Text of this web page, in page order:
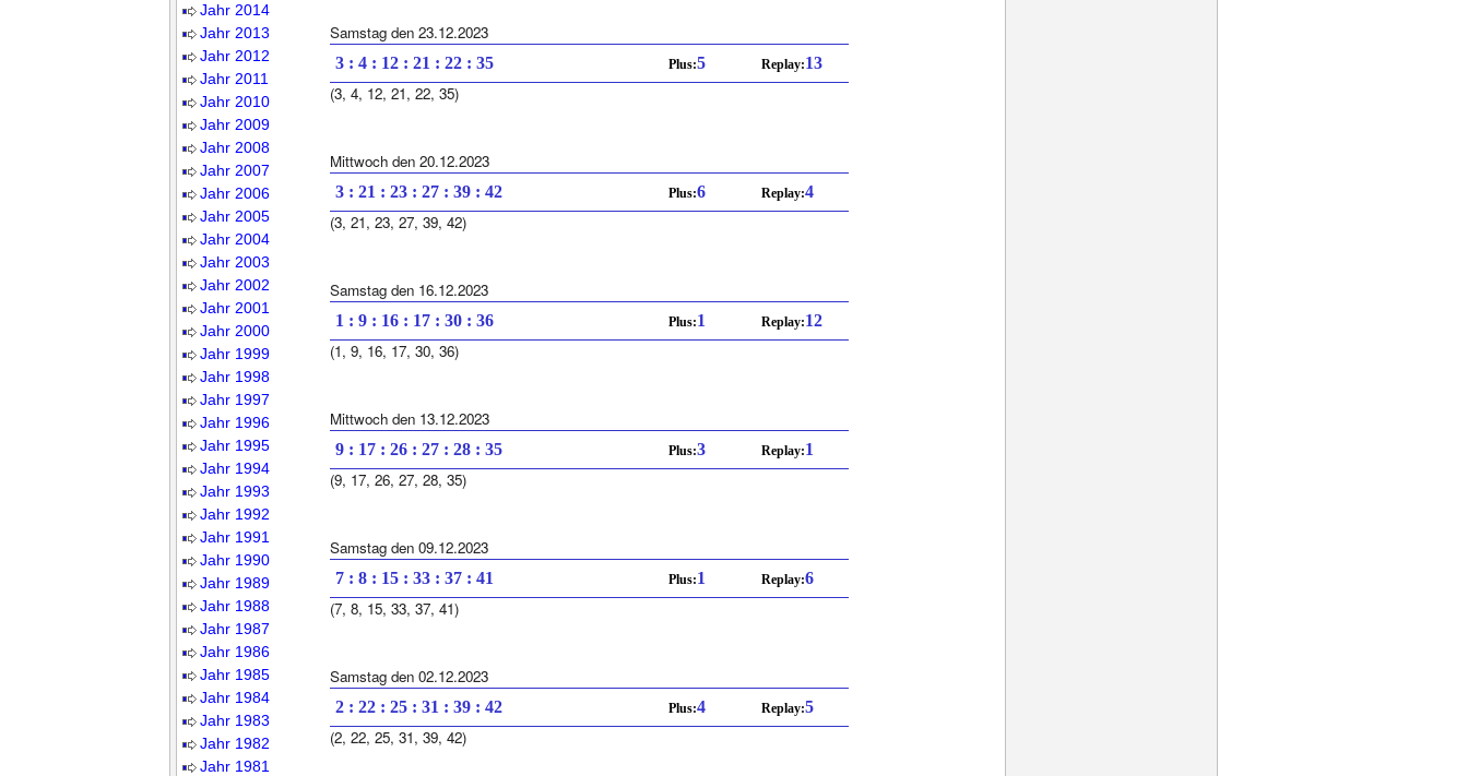
Jahr 2014
Jahr 2013
Jahr 2012
Jahr 2011
Jahr 2010
Jahr 2009
Jahr 2008
Jahr 2007
Jahr 2006
Jahr 2005
Jahr 2004
Jahr 2003
Jahr 2002
Jahr 2001
Jahr 2000
Jahr 1999
Jahr 1998
Jahr 1997
Jahr 1996
Jahr 1995
Jahr 1994
Jahr 1993
Jahr 1992
Jahr 1991
Jahr 1990
Jahr 1989
Jahr 1988
Jahr 1987
Jahr 1986
Jahr 1985
Jahr 1984
Jahr 1983
Jahr 1982
Jahr 1981
Samstag den 23.12.2023
3 : 4 : 12 : 21 : 22 : 35 Plus:5 Replay:13
(3, 4, 12, 21, 22, 35)
Mittwoch den 20.12.2023
3 : 21 : 23 : 27 : 39 : 42 Plus:6 Replay:4
(3, 21, 23, 27, 39, 42)
Samstag den 16.12.2023
1 : 9 : 16 : 17 : 30 : 36 Plus:1 Replay:12
(1, 9, 16, 17, 30, 36)
Mittwoch den 13.12.2023
9 : 17 : 26 : 27 : 28 : 35 Plus:3 Replay:1
(9, 17, 26, 27, 28, 35)
Samstag den 09.12.2023
7 : 8 : 15 : 33 : 37 : 41 Plus:1 Replay:6
(7, 8, 15, 33, 37, 41)
Samstag den 02.12.2023
2 : 22 : 25 : 31 : 39 : 42 Plus:4 Replay:5
(2, 22, 25, 31, 39, 42)